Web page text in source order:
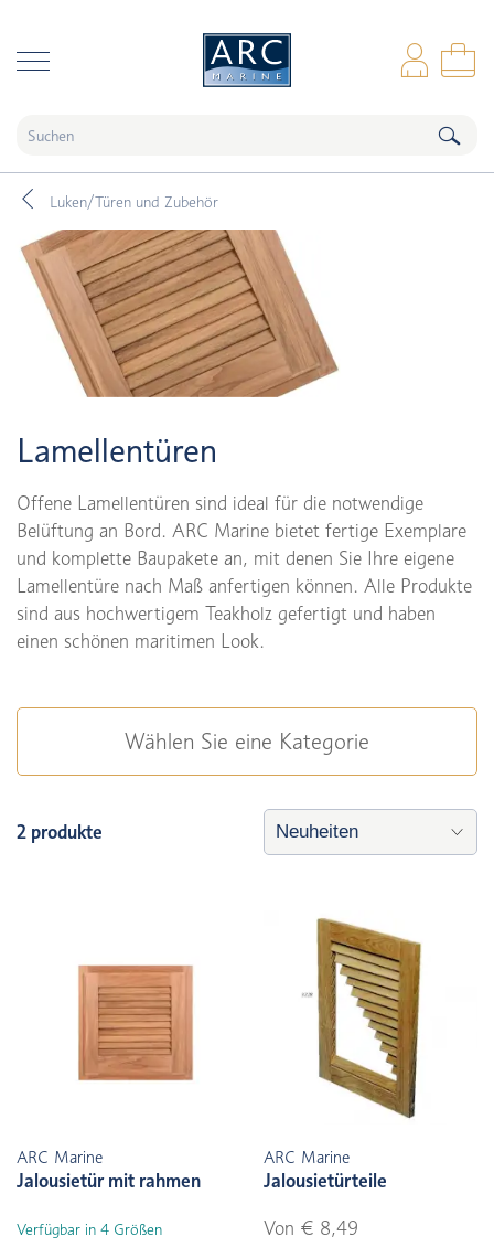
Luken/Türen und Zubehör
Lamellentüren
Offene Lamellentüren sind ideal für die notwendige
Belüftung an Bord. ARC Marine bietet fertige Exemplare
und komplette Baupakete an, mit denen Sie Ihre eigene
Lamellentüre nach Maß anfertigen können. Alle Produkte
sind aus hochwertigem Teakholz gefertigt und haben
einen schönen maritimen Look.
Wählen Sie eine Kategorie
2 produkte
ARC Marine
Jalousietür mit rahmen
Verfügbar in 4 Größen
ARC Marine
Jalousietürteile
Von € 8,49